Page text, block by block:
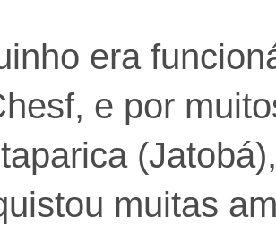
era
e por
muitas